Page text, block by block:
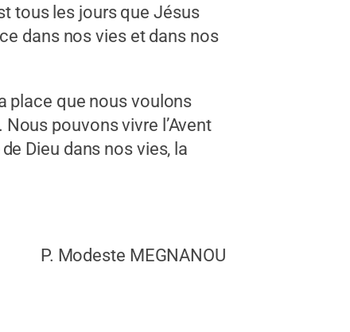
tous les jours que Jésus
dans nos vies et dans nos
place que nous voulons
pouvons vivre l’Avent
Dieu dans nos vies, la
P. Modeste MEGNANOU